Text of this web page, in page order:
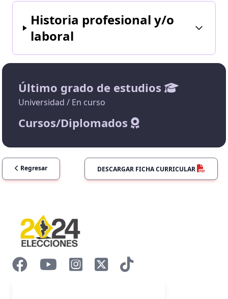
Historia profesional y/o
laboral
Último grado de estudios
Universidad / En curso
Cursos/Diplomados
Regresar DESCARGAR FICHA CURRICULAR